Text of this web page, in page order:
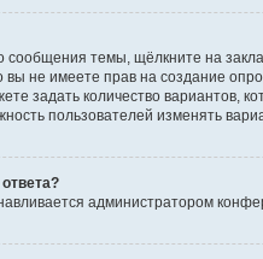
сообщения темы, щёлкните на
не имеете прав на создание
задать количество
пользователей изменять
администратором